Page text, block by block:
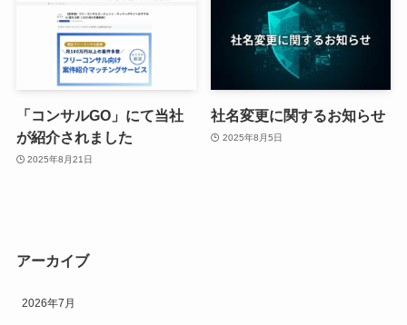
「コンサルGO」にて当社
が紹介されました
2025年8月21日
社名変更に関するお知らせ
2025年8月5日
アーカイブ
2026年7月